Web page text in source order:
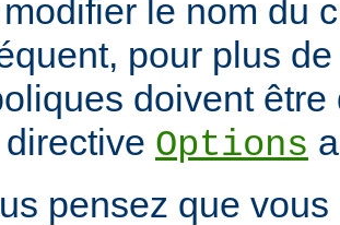
le nom du
pour plus
doivent
Options
pensez que